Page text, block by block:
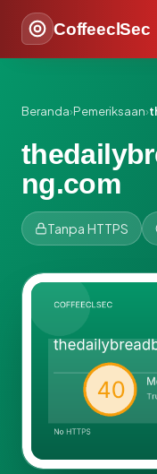
CoffeeclSec
Beranda›Pemeriksaan›
ng.com
Tanpa HTTPS